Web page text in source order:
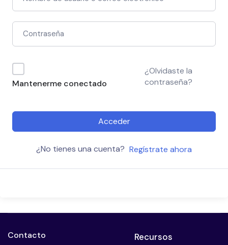
Mantenerme conectado
¿Olvidaste la
contraseña?
Acceder
¿No tienes una cuenta? Regístrate ahora
Contacto Recursos